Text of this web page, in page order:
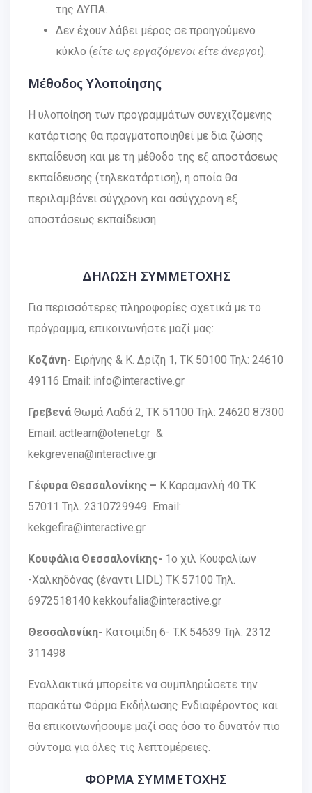
της ΔΥΠΑ.
Δεν έχουν λάβει μέρος σε προηγούμενο
κύκλο (είτε ως εργαζόμενοι είτε άνεργοι).
Μέθοδος Υλοποίησης
Η υλοποίηση των προγραμμάτων συνεχιζόμενης
κατάρτισης θα πραγματοποιηθεί με δια ζώσης
εκπαίδευση και με τη μέθοδο της εξ αποστάσεως
εκπαίδευσης (τηλεκατάρτιση), η οποία θα
περιλαμβάνει σύγχρονη και ασύγχρονη εξ
αποστάσεως εκπαίδευση.
ΔΗΛΩΣΗ ΣΥΜΜΕΤΟΧΗΣ
Για περισσότερες πληροφορίες σχετικά με το
πρόγραμμα, επικοινωνήστε μαζί μας:
Κοζάνη- Ειρήνης & Κ. Δρίζη 1, ΤΚ 50100 Τηλ: 24610
49116 Email: info@interactive.gr
Γρεβενά Θωμά Λαδά 2, ΤΚ 51100 Τηλ: 24620 87300
Email: actlearn@otenet.gr &
kekgrevena@interactive.gr
Γέφυρα Θεσσαλονίκης – Κ.Καραμανλή 40 ΤΚ
57011 Τηλ. 2310729949 Email:
kekgefira@interactive.gr
Κουφάλια Θεσσαλονίκης- 1o χιλ Κουφαλίων
-Χαλκηδόνας (έναντι LIDL) TK 57100 Τηλ.
6972518140 kekkoufalia@interactive.gr
Θεσσαλονίκη- Κατσιμίδη 6- T.K 54639 Τηλ. 2312
311498
Εναλλακτικά μπορείτε να συμπληρώσετε την
παρακάτω Φόρμα Εκδήλωσης Ενδιαφέροντος και
θα επικοινωνήσουμε μαζί σας όσο το δυνατόν πιο
σύντομα για όλες τις λεπτομέρειες.
ΦΟΡΜΑ ΣΥΜΜΕΤΟΧΗΣ